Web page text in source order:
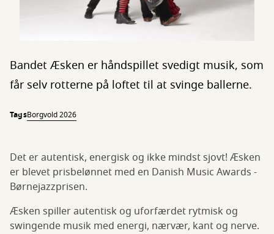
Bandet Æsken er håndspillet svedigt musik, som
får selv rotterne på loftet til at svinge ballerne.
TagsBorgvold 2026
Det er autentisk, energisk og ikke mindst sjovt! Æsken
er blevet prisbelønnet med en Danish Music Awards -
Børnejazzprisen.
Æsken spiller autentisk og uforfærdet rytmisk og
swingende musik med energi, nærvær, kant og nerve.